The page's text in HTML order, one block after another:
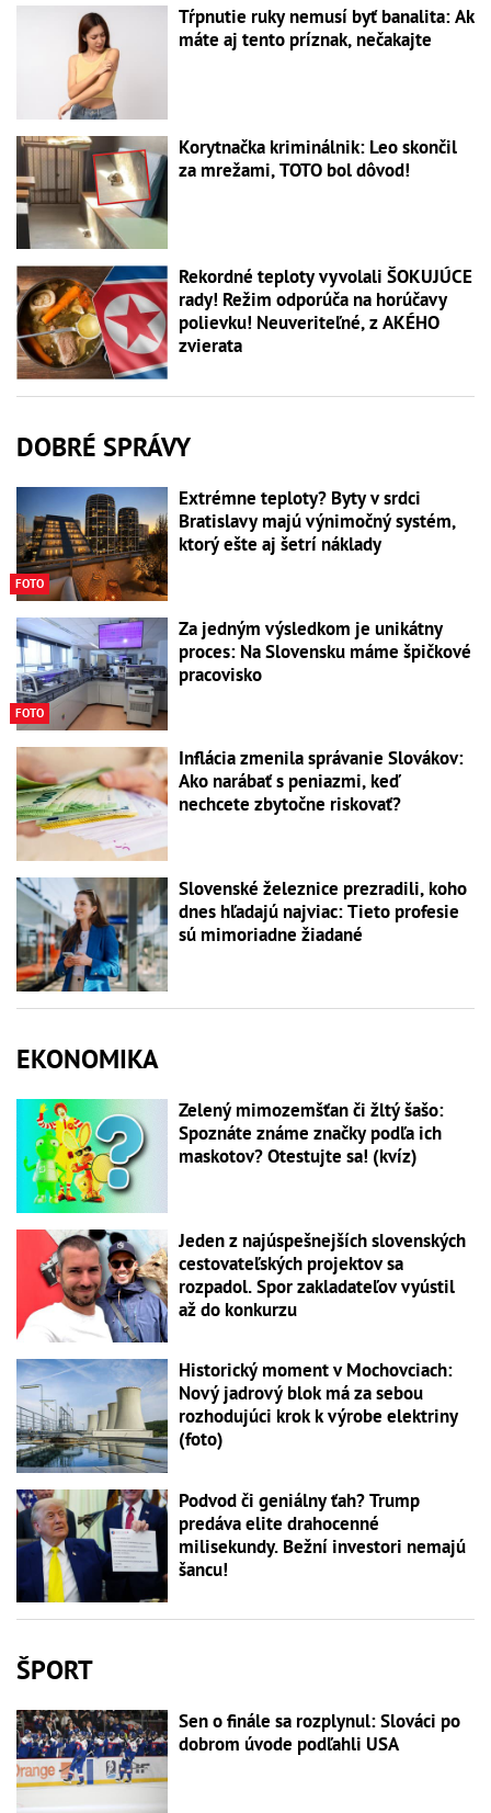
Tŕpnutie ruky nemusí byť banalita: Ak
máte aj tento príznak, nečakajte
Korytnačka kriminálnik: Leo skončil
za mrežami, TOTO bol dôvod!
Rekordné teploty vyvolali ŠOKUJÚCE
rady! Režim odporúča na horúčavy
polievku! Neuveriteľné, z AKÉHO
zvierata
DOBRÉ SPRÁVY
FOTO
Extrémne teploty? Byty v srdci
Bratislavy majú výnimočný systém,
ktorý ešte aj šetrí náklady
FOTO
Za jedným výsledkom je unikátny
proces: Na Slovensku máme špičkové
pracovisko
Inflácia zmenila správanie Slovákov:
Ako narábať s peniazmi, keď
nechcete zbytočne riskovať?
Slovenské železnice prezradili, koho
dnes hľadajú najviac: Tieto profesie
sú mimoriadne žiadané
EKONOMIKA
Zelený mimozemšťan či žltý šašo:
Spoznáte známe značky podľa ich
maskotov? Otestujte sa! (kvíz)
Jeden z najúspešnejších slovenských
cestovateľských projektov sa
rozpadol. Spor zakladateľov vyústil
až do konkurzu
Historický moment v Mochovciach:
Nový jadrový blok má za sebou
rozhodujúci krok k výrobe elektriny
(foto)
Podvod či geniálny ťah? Trump
predáva elite drahocenné
milisekundy. Bežní investori nemajú
šancu!
ŠPORT
Sen o finále sa rozplynul: Slováci po
dobrom úvode podľahli USA